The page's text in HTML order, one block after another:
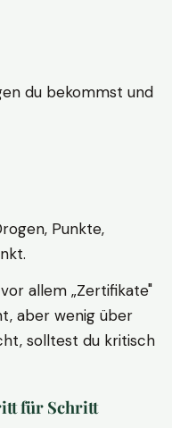
du bekommst und
Punkte,
allem „Zertifikate"
aber wenig über
solltest du kritisch
für Schritt